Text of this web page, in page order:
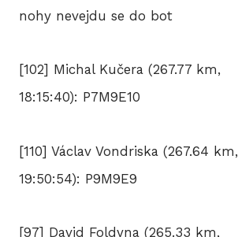
nohy nevejdu se do bot
[102] Michal Kučera (267.77 km,
18:15:40): P7M9E10
[110] Václav Vondriska (267.64 km,
19:50:54): P9M9E9
[97] David Foldyna (265.33 km,